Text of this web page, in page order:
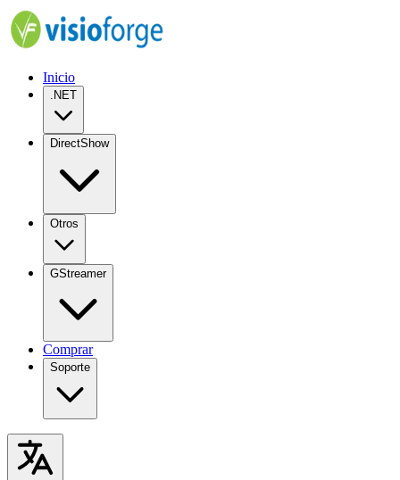
Inicio
.NET
DirectShow
Otros
GStreamer
Comprar
Soporte